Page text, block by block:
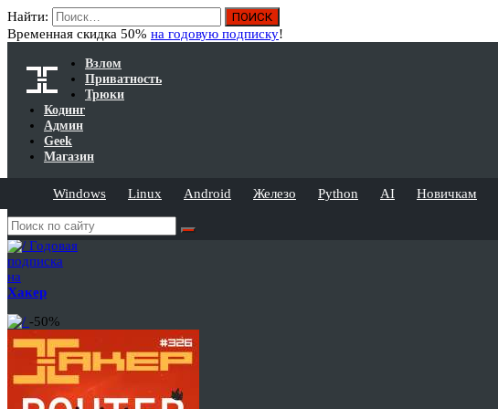
Найти:
Временная скидка 50% на годовую подписку!
Взлом
Приватность
Трюки
Кодинг
Админ
Geek
Магазин
Windows Linux Android Железо Python AI Новичкам
Годовая
подписка
на
Хакер
-50%